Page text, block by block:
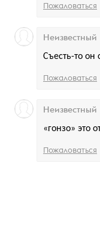
Пожаловаться
Съесть-то он
Неизвестный
Пожаловаться
«гонзо» это
Неизвестный
Пожаловаться